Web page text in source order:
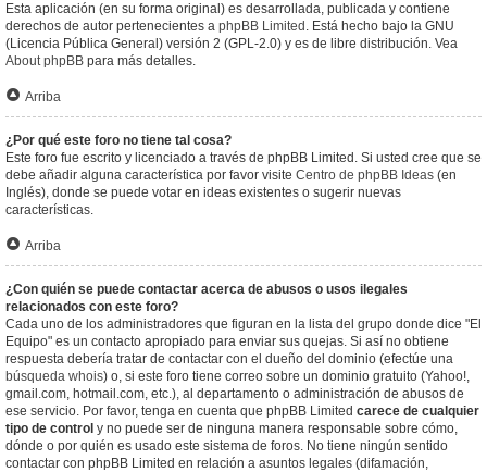
Esta aplicación (en su forma original) es desarrollada, publicada y contiene
derechos de autor pertenecientes a phpBB Limited . Está hecho bajo la GNU
(Licencia Pública General) versión 2 (GPL-2.0) y es de libre distribución. Vea
About phpBB para más detalles.
Arriba
¿Por qué este foro no tiene tal cosa?
Este foro fue escrito y licenciado a través de phpBB Limited. Si usted cree que se
debe añadir alguna característica por favor visite Centro de phpBB Ideas (en
Inglés), donde se puede votar en ideas existentes o sugerir nuevas
características.
Arriba
¿Con quién se puede contactar acerca de abusos o usos ilegales
relacionados con este foro?
Cada uno de los administradores que figuran en la lista del grupo donde dice "El
Equipo" es un contacto apropiado para enviar sus quejas. Si así no obtiene
respuesta debería tratar de contactar con el dueño del dominio (efectúe una
búsqueda whois) o, si este foro tiene correo sobre un dominio gratuito (Yahoo!,
gmail.com, hotmail.com, etc.), al departamento o administración de abusos de
ese servicio. Por favor, tenga en cuenta que phpBB Limited carece de cualquier
tipo de control y no puede ser de ninguna manera responsable sobre cómo,
dónde o por quién es usado este sistema de foros. No tiene ningún sentido
contactar con phpBB Limited en relación a asuntos legales (difamación,